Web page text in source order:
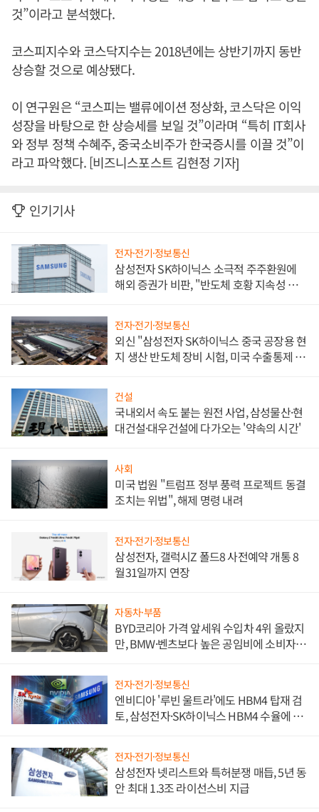
것”이라고 분석했다.
코스피지수와 코스닥지수는 2018년에는 상반기까지 동반
상승할 것으로 예상됐다.
이 연구원은 “코스피는 밸류에이션 정상화, 코스닥은 이익
성장을 바탕으로 한 상승세를 보일 것”이라며 “특히 IT회사
와 정부 정책 수혜주, 중국소비주가 한국증시를 이끌 것”이
라고 파악했다. [비즈니스포스트 김현정 기자]
인기기사
전자·전기·정보통신
삼성전자 SK하이닉스 소극적 주주환원에
해외 증권가 비판, "반도체 호황 지속성 의
전자·전기·정보통신
외신 "삼성전자 SK하이닉스 중국 공장용 현
지 생산 반도체 장비 시험, 미국 수출통제 대
건설
국내외서 속도 붙는 원전 사업, 삼성물산·현
대건설·대우건설에 다가오는 '약속의 시간'
사회
미국 법원 "트럼프 정부 풍력 프로젝트 동결
조치는 위법", 해제 명령 내려
전자·전기·정보통신
삼성전자, 갤럭시Z 폴드8 사전예약 개통 8
월31일까지 연장
자동차·부품
BYD코리아 가격 앞세워 수입차 4위 올랐지
만, BMW·벤츠보다 높은 공임비에 소비자
전자·전기·정보통신
엔비디아 '루빈 울트라'에도 HBM4 탑재 검
토, 삼성전자·SK하이닉스 HBM4 수율에 주
전자·전기·정보통신
삼성전자 넷리스트와 특허분쟁 매듭, 5년 동
안 최대 1.3조 라이선스비 지급